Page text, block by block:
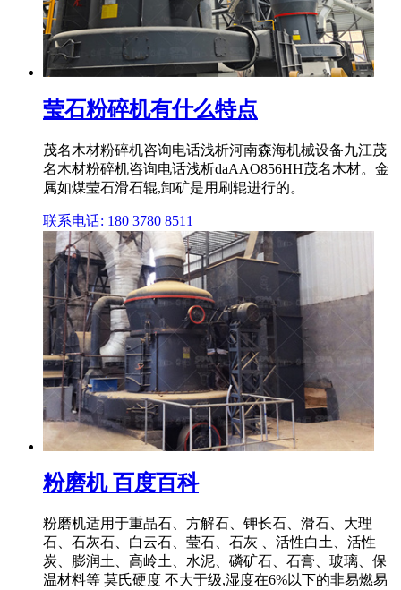
莹石粉碎机有什么特点
茂名木材粉碎机咨询电话浅析河南森海机械设备九江茂
名木材粉碎机咨询电话浅析daAAO856HH茂名木材。金
属如煤莹石滑石辊,卸矿是用刷辊进行的。
联系电话: 180 3780 8511
粉磨机 百度百科
粉磨机适用于重晶石、方解石、钾长石、滑石、大理
石、石灰石、白云石、莹石、石灰 、活性白土、活性
炭、膨润土、高岭土、水泥、磷矿石、石膏、玻璃、保
温材料等 莫氏硬度 不大于级,湿度在6%以下的非易燃易